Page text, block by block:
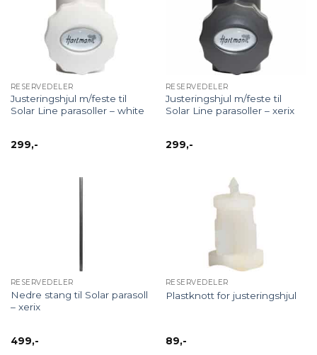
RESERVEDELER
Justeringshjul m/feste til
Solar Line parasoller – white
299,-
RESERVEDELER
Justeringshjul m/feste til
Solar Line parasoller – xerix
299,-
RESERVEDELER
Nedre stang til Solar parasoll
– xerix
499,-
RESERVEDELER
Plastknott for justeringshjul
89,-